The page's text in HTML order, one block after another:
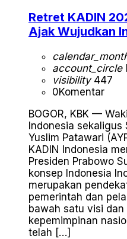
Retret KADIN
Ajak Wujudkan
account_circle
visibility447
0Komentar
BOGOR, KBK —
Indonesia sekaligus
Yuslim Patawari
KADIN Indonesia
Presiden Prabowo
konsep Indonesia
merupakan
pemerintah dan
bawah satu visi
kepemimpinan
telah […]